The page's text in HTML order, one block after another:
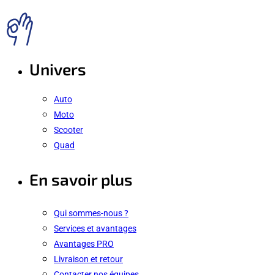
Univers
Auto
Moto
Scooter
Quad
En savoir plus
Qui sommes-nous ?
Services et avantages
Avantages PRO
Livraison et retour